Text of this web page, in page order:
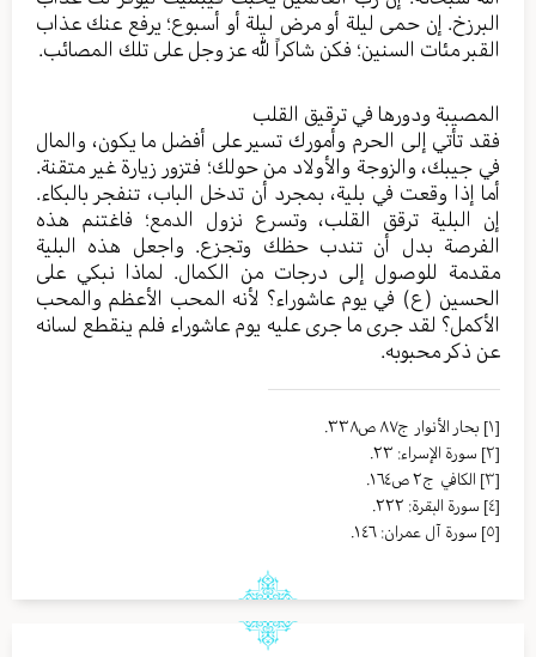
البرزخ. إن حمى ليلة أو مرض ليلة أو أسبوع؛ يرفع عنك عذاب
القبر مئات السنين؛ فكن شاكراً لله عز وجل على تلك المصائب.
المصيبة ودورها في ترقيق القلب
فقد تأتي إلى الحرم وأمورك تسير على أفضل ما يكون، والمال
في جيبك، والزوجة والأولاد من حولك؛ فتزور زيارة غير متقنة.
أما إذا وقعت في بلية، بمجرد أن تدخل الباب، تنفجر بالبكاء.
إن البلية ترقق القلب، وتسرع نزول الدمع؛ فاغتنم هذه
الفرصة بدل أن تندب حظك وتجزع. واجعل هذه البلية
مقدمة للوصول إلى درجات من الكمال. لماذا نبكي على
الحسين (ع) في يوم عاشوراء؟ لأنه المحب الأعظم والمحب
الأكمل؟ لقد جرى ما جرى عليه يوم عاشوراء فلم ينقطع لسانه
عن ذكر محبوبه.
[١]
بحار الأنوار ج٨٧ ص٣٣٨.
[٢]
سورة الإسراء: ٢٣.
[٣]
الکافي ج٢ ص١٦٤.
[٤]
سورة البقرة: ٢٢٢.
[٥]
سورة آل عمران: ١٤٦.